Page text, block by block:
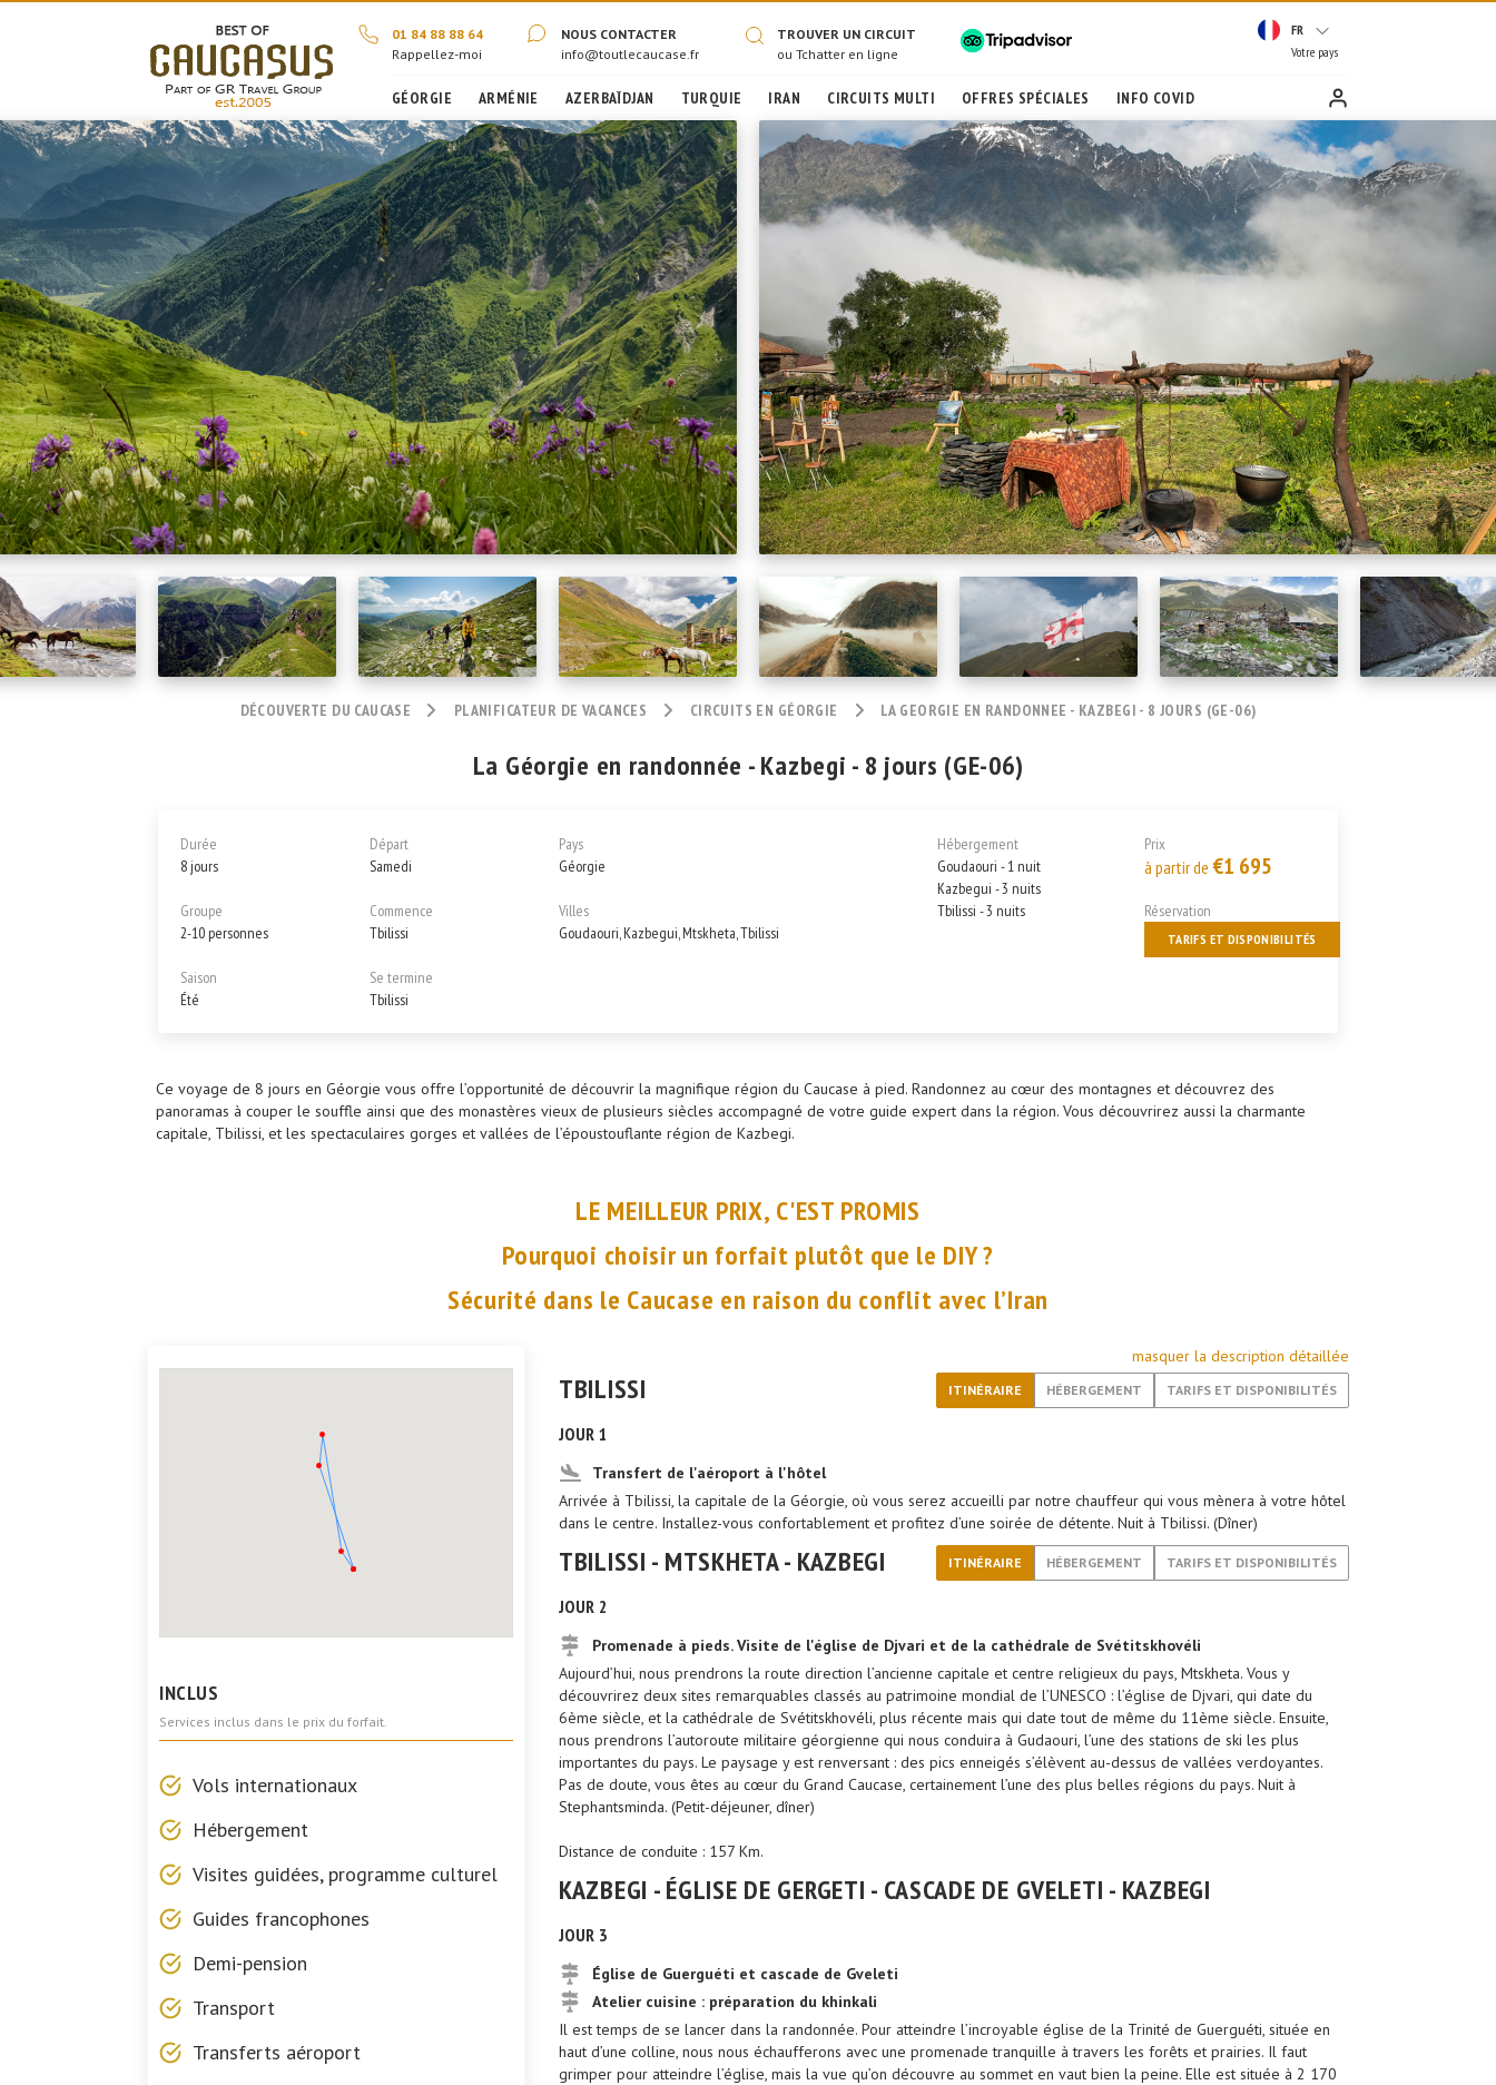
01 84 88 88 64
Rappellez-moi
NOUS CONTACTER
info@toutlecaucase.fr
TROUVER UN CIRCUIT
ou Tchatter en ligne
FR
Votre pays
GÉORGIE ARMÉNIE AZERBAÏDJAN TURQUIE IRAN CIRCUITS MULTI OFFRES SPÉCIALES INFO COVID
DÉCOUVERTE DU CAUCASE PLANIFICATEUR DE VACANCES CIRCUITS EN GÉORGIE LA GEORGIE EN RANDONNEE - KAZBEGI - 8 JOURS (GE-06)
La Géorgie en randonnée - Kazbegi - 8 jours (GE-06)
Durée
8 jours
Groupe
2-10 personnes
Saison
Été
Départ
Samedi
Commence
Tbilissi
Se termine
Tbilissi
Pays
Géorgie
Villes
Goudaouri, Kazbegui, Mtskheta, Tbilissi
Hébergement
Goudaouri - 1 nuit
Kazbegui - 3 nuits
Tbilissi - 3 nuits
Prix
à partir de €1 695
Réservation
TARIFS ET DISPONIBILITÉS
Ce voyage de 8 jours en Géorgie vous offre l’opportunité de découvrir la magnifique région du Caucase à pied. Randonnez au cœur des montagnes et découvrez des
panoramas à couper le souffle ainsi que des monastères vieux de plusieurs siècles accompagné de votre guide expert dans la région. Vous découvrirez aussi la charmante
capitale, Tbilissi, et les spectaculaires gorges et vallées de l’époustouflante région de Kazbegi.
LE MEILLEUR PRIX, C'EST PROMIS
Pourquoi choisir un forfait plutôt que le DIY ?
Sécurité dans le Caucase en raison du conflit avec l’Iran
INCLUS
Services inclus dans le prix du forfait.
Vols internationaux
Hébergement
Visites guidées, programme culturel
Guides francophones
Demi-pension
Transport
Transferts aéroport
masquer la description détaillée
TBILISSI ITINÉRAIRE HÉBERGEMENT TARIFS ET DISPONIBILITÉS
JOUR 1
Transfert de l'aéroport à l'hôtel
Arrivée à Tbilissi, la capitale de la Géorgie, où vous serez accueilli par notre chauffeur qui vous mènera à votre hôtel
dans le centre. Installez-vous confortablement et profitez d’une soirée de détente. Nuit à Tbilissi. (Dîner)
TBILISSI - MTSKHETA - KAZBEGI ITINÉRAIRE HÉBERGEMENT TARIFS ET DISPONIBILITÉS
JOUR 2
Promenade à pieds. Visite de l'église de Djvari et de la cathédrale de Svétitskhovéli
Aujourd’hui, nous prendrons la route direction l’ancienne capitale et centre religieux du pays, Mtskheta. Vous y
découvrirez deux sites remarquables classés au patrimoine mondial de l’UNESCO : l’église de Djvari, qui date du
6ème siècle, et la cathédrale de Svétitskhovéli, plus récente mais qui date tout de même du 11ème siècle. Ensuite,
nous prendrons l’autoroute militaire géorgienne qui nous conduira à Gudaouri, l’une des stations de ski les plus
importantes du pays. Le paysage y est renversant : des pics enneigés s’élèvent au-dessus de vallées verdoyantes.
Pas de doute, vous êtes au cœur du Grand Caucase, certainement l’une des plus belles régions du pays. Nuit à
Stephantsminda. (Petit-déjeuner, dîner)
Distance de conduite : 157 Km.
KAZBEGI - ÉGLISE DE GERGETI - CASCADE DE GVELETI - KAZBEGI
JOUR 3
Église de Guerguéti et cascade de Gveleti
Atelier cuisine : préparation du khinkali
Il est temps de se lancer dans la randonnée. Pour atteindre l’incroyable église de la Trinité de Guerguéti, située en
haut d’une colline, nous nous échaufferons avec une promenade tranquille à travers les forêts et prairies. Il faut
grimper pour atteindre l’église, mais la vue qu’on découvre au sommet en vaut bien la peine. Elle est située à 2 170